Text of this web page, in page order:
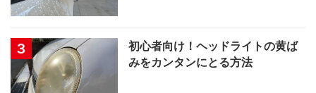
初心者向け！ヘッドライトの黄ば
みをカンタンにとる方法